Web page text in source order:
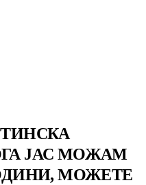
ЈАС МОЖАМ
МОЖЕТЕ